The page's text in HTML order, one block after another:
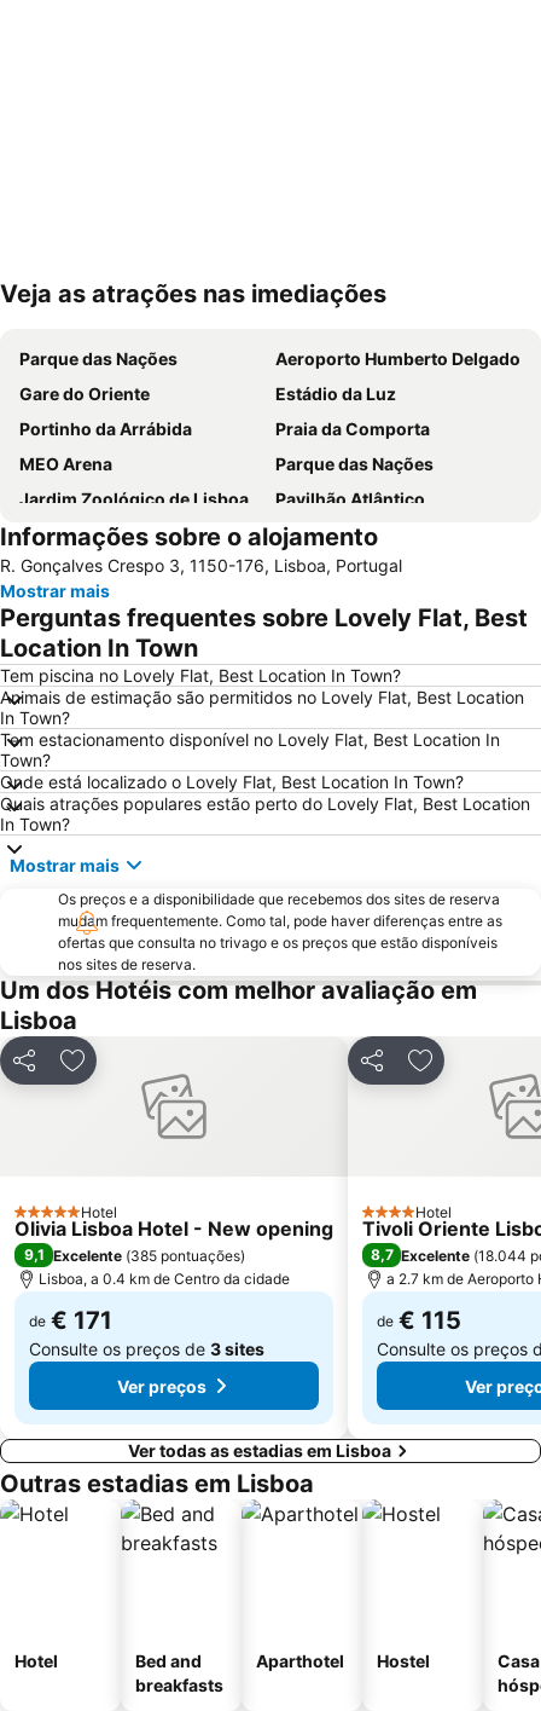
Ampliar mapa
Veja as atrações nas imediações
Parque das Nações
Aeroporto Humberto Delgado
Gare do Oriente
Estádio da Luz
Portinho da Arrábida
Praia da Comporta
MEO Arena
Parque das Nações
Jardim Zoológico de Lisboa
Pavilhão Atlântico
Passeio Marítimo de Algés
Benfica
Praias de Santa Cruz
Baixa de Lisboa
Parque Eduardo VII
Praça de Touros de Campo Pequeno
Praia das Azenhas do Mar
Belém
Avenida da Liberdade
da Figueirinha
Marquês de Pombal
Estádio do Restelo
Praia das Maçãs
Fonte da Telha
Praia Tróia Mar
Praia da Ericeira
Parque Natural da Arrabida
Campo Grande
Alcântara
Oceanário de Lisboa
Praia da Caparica
Chiado
Fundaçao Champalimaud
Alvalade
Praça do Rossio
Centro Comercial Vasco da Gama
Centro Colombo
Estádio José Alvalade
Informações sobre o alojamento
R. Gonçalves Crespo 3, 1150-176, Lisboa, Portugal
Mostrar mais
Perguntas frequentes sobre Lovely Flat, Best
Location In Town
Tem piscina no Lovely Flat, Best Location In Town?
Animais de estimação são permitidos no Lovely Flat, Best Location
In Town?
Tem estacionamento disponível no Lovely Flat, Best Location In
Town?
Onde está localizado o Lovely Flat, Best Location In Town?
Quais atrações populares estão perto do Lovely Flat, Best Location
In Town?
Mostrar mais
Os preços e a disponibilidade que recebemos dos sites de reserva
mudam frequentemente. Como tal, pode haver diferenças entre as
ofertas que consulta no trivago e os preços que estão disponíveis
nos sites de reserva.
Um dos Hotéis com melhor avaliação em
Lisboa
PartilharAdicionar aos favoritos
5 EstrelasHotel
Olivia Lisboa Hotel - New opening
9,1 Excelente (385 pontuações)
Lisboa, a 0.4 km de Centro da cidade
de € 171
Consulte os preços de 3 sites
Ver preços
PartilharAdicionar
4 Estrelas
Hotel
Tivoli Oriente
8,7 Excelente (18.044
a 2.7 km de Aeroporto
de € 115
Consulte os preços
Ver
Ver todas as estadias em Lisboa
Outras estadias em Lisboa
Hotel
Bed and
breakfasts
Aparthotel Hostel